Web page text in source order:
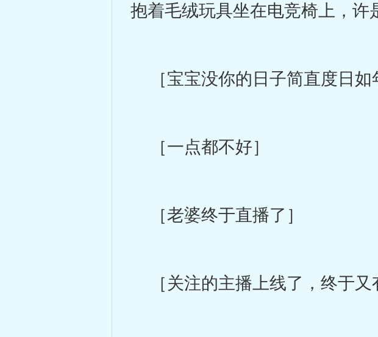
抱着毛绒玩具坐在电竞椅上，许
［宝宝没你的日子简直度日如
［一点都不好］
［老婆终于直播了］
［关注的主播上线了，终于又